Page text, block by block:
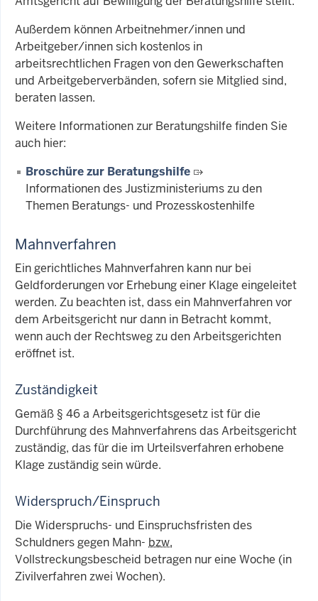
Außerdem können Arbeitnehmer/innen und
Arbeitgeber/innen sich kostenlos in
arbeitsrechtlichen Fragen von den Gewerkschaften
und Arbeitgeberverbänden, sofern sie Mitglied sind,
beraten lassen.
Weitere Informationen zur Beratungshilfe finden Sie
auch hier:
Broschüre zur Beratungshilfe
Informationen des Justizministeriums zu den
Themen Beratungs- und Prozesskostenhilfe
Mahnverfahren
Ein gerichtliches Mahnverfahren kann nur bei
Geldforderungen vor Erhebung einer Klage eingeleitet
werden. Zu beachten ist, dass ein Mahnverfahren vor
dem Arbeitsgericht nur dann in Betracht kommt,
wenn auch der Rechtsweg zu den Arbeitsgerichten
eröffnet ist.
Zuständigkeit
Gemäß § 46 a Arbeitsgerichtsgesetz ist für die
Durchführung des Mahnverfahrens das Arbeitsgericht
zuständig, das für die im Urteilsverfahren erhobene
Klage zuständig sein würde.
Widerspruch/Einspruch
Die Widerspruchs- und Einspruchsfristen des
Schuldners gegen Mahn- bzw.
Vollstreckungsbescheid betragen nur eine Woche (in
Zivilverfahren zwei Wochen).